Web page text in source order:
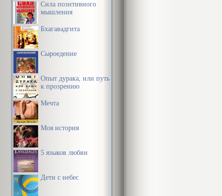
Сила позитивного
мышления
Бхагавадгита
Сыроедение
Опыт дурака, или путь
к прозрению
Мечта
Моя история
5 языков любви
Дети с небес